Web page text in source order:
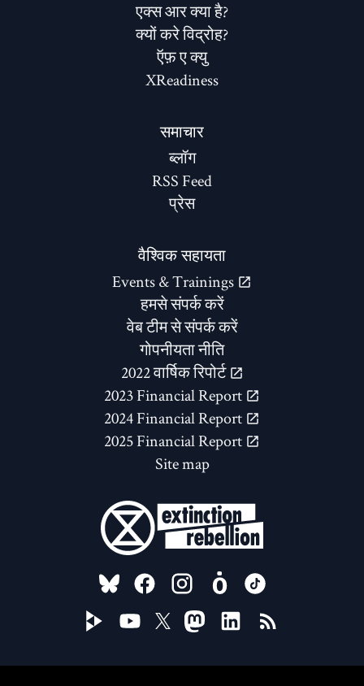
एक्स आर क्या है?
क्यों करे विद्रोह?
ऍफ़ ए क्यु
XReadiness
समाचार
ब्लॉग
RSS Feed
प्रेस
वैश्विक सहायता
Events & Trainings
हमसे संपर्क करें
वेब टीम से संपर्क करें
गोपनीयता नीति
2022 वार्षिक रिपोर्ट
2023 Financial Report
2024 Financial Report
2025 Financial Report
Site map
FOLLOW US ON